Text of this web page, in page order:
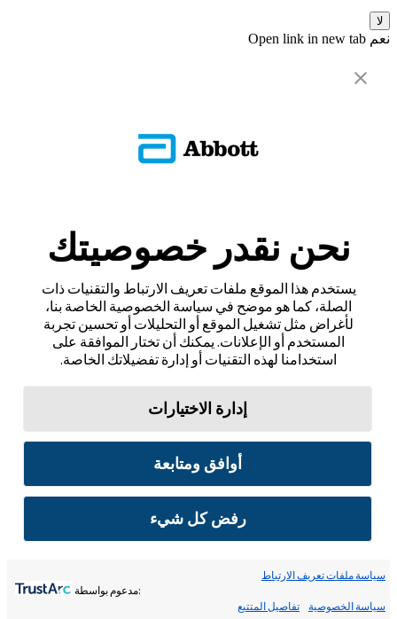
لا
نعم Open link in new tab
نحن نقدر خصوصيتك
يستخدم هذا الموقع ملفات تعريف الارتباط والتقنيات ذات
الصلة، كما هو موضح في سياسة الخصوصية الخاصة بنا،
لأغراض مثل تشغيل الموقع أو التحليلات أو تحسين تجربة
المستخدم أو الإعلانات. يمكنك أن تختار الموافقة على
استخدامنا لهذه التقنيات أو إدارة تفضيلاتك الخاصة.
إدارة الاختيارات
أوافق ومتابعة
رفض كل شيء
سياسة ملفات تعريف الارتباط
سياسة الخصوصية تفاصيل المتتبع
:مدعوم بواسطة